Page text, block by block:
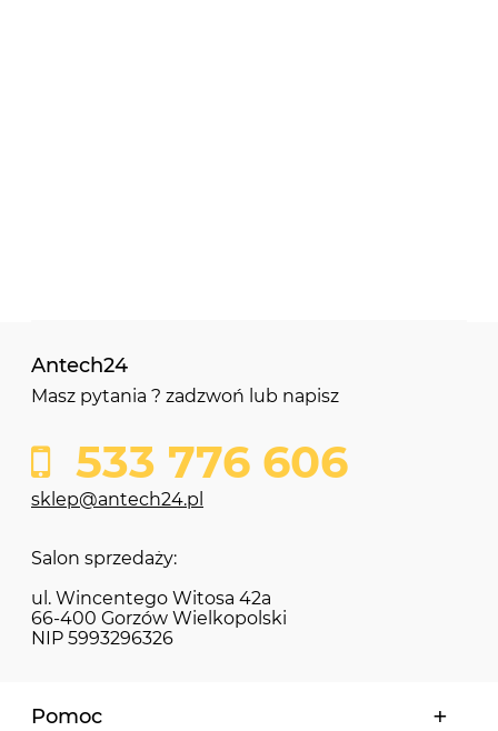
Antech24
Masz pytania ? zadzwoń lub napisz
533 776 606
sklep@antech24.pl
Salon sprzedaży:
ul. Wincentego Witosa 42a
66-400 Gorzów Wielkopolski
NIP 5993296326
Pomoc